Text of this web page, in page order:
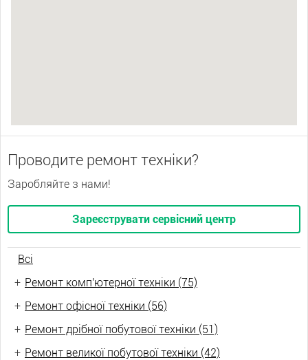
Проводите ремонт техніки?
Заробляйте з нами!
Зареєструвати сервісний центр
Всі
+ Ремонт комп'ютерної техніки (75)
+ Ремонт офісної техніки (56)
+ Ремонт дрібної побутової техніки (51)
+ Ремонт великої побутової техніки (42)